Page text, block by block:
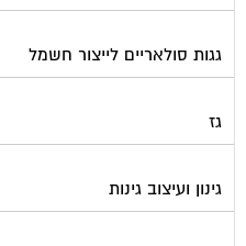
גגות סולאריים לייצור חשמל
גז
גינון ועיצוב גינות